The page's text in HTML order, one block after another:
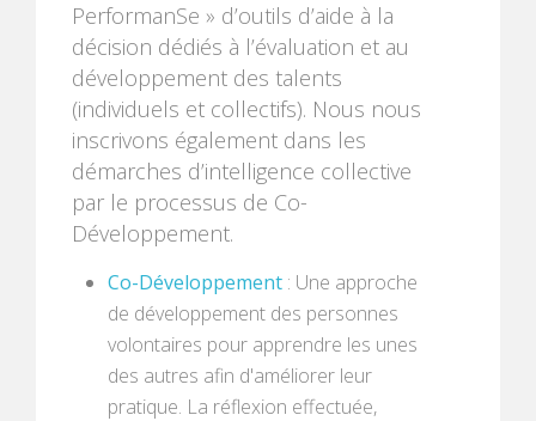
PerformanSe » d’outils d’aide à la
décision dédiés à l’évaluation et au
développement des talents
(individuels et collectifs). Nous nous
inscrivons également dans les
démarches d’intelligence collective
par le processus de Co-
Développement.
Co-Développement : Une approche
de développement des personnes
volontaires pour apprendre les unes
des autres afin d'améliorer leur
pratique. La réflexion effectuée,